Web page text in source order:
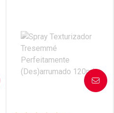
Laboratório
Por Menos
AVISE-ME